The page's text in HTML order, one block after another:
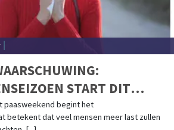
START DIT
paasweekend begint het
betekent dat veel mensen meer last zullen